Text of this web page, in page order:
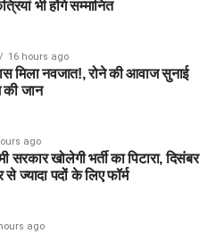
भी होंगे सम्मानित
16 hours ago
मिला नवजात!, रोने की आवाज सुनाई
की जान
ago
सरकार खोलेगी भर्ती का पिटारा, दिसंबर
ज्यादा पदों के लिए फॉर्म
ago